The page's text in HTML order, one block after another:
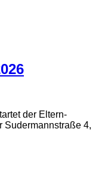
der Eltern-
Sudermannstraße 4,